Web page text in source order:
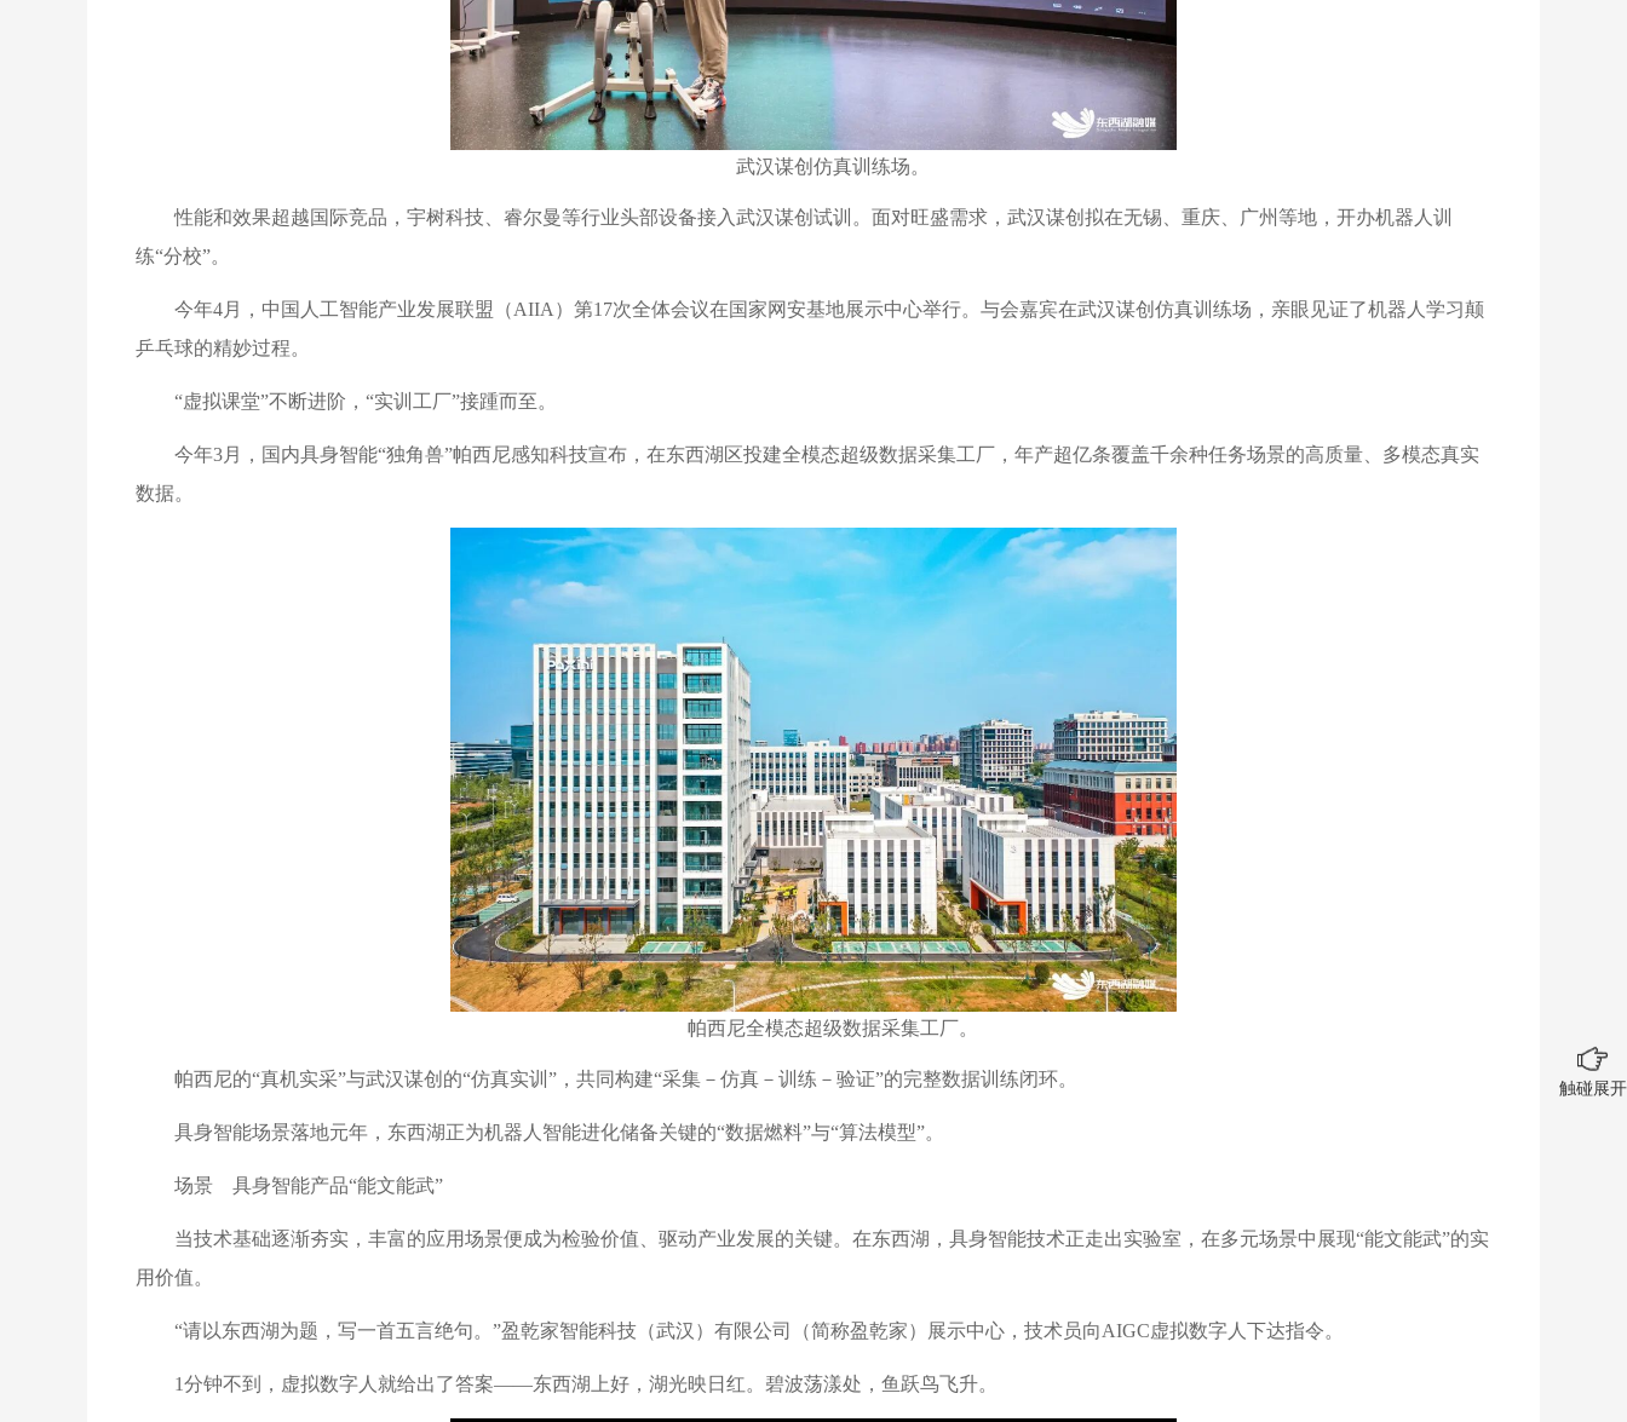
武汉谋创仿真训练场。
性能和效果超越国际竞品，宇树科技、睿尔曼等行业头部设备接入武汉谋创试训。面对旺盛需求，武汉谋创拟在无锡、重庆、广州等地，开办机器人训
练“分校”。
今年4月，中国人工智能产业发展联盟（AIIA）第17次全体会议在国家网安基地展示中心举行。与会嘉宾在武汉谋创仿真训练场，亲眼见证了机器人学习颠
乒乓球的精妙过程。
“虚拟课堂”不断进阶，“实训工厂”接踵而至。
今年3月，国内具身智能“独角兽”帕西尼感知科技宣布，在东西湖区投建全模态超级数据采集工厂，年产超亿条覆盖千余种任务场景的高质量、多模态真实
数据。
帕西尼全模态超级数据采集工厂。
帕西尼的“真机实采”与武汉谋创的“仿真实训”，共同构建“采集－仿真－训练－验证”的完整数据训练闭环。
具身智能场景落地元年，东西湖正为机器人智能进化储备关键的“数据燃料”与“算法模型”。
场景 具身智能产品“能文能武”
当技术基础逐渐夯实，丰富的应用场景便成为检验价值、驱动产业发展的关键。在东西湖，具身智能技术正走出实验室，在多元场景中展现“能文能武”的实
用价值。
“请以东西湖为题，写一首五言绝句。”盈乾家智能科技（武汉）有限公司（简称盈乾家）展示中心，技术员向AIGC虚拟数字人下达指令。
1分钟不到，虚拟数字人就给出了答案——东西湖上好，湖光映日红。碧波荡漾处，鱼跃鸟飞升。
触碰展开